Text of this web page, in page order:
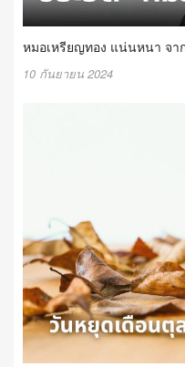
หมอเหรียญทอง แน่นหนา จ
10 กันยายน 2024